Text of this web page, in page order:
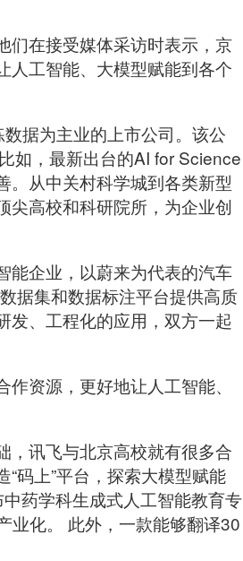
们在接受媒体采访时表示，京
人工智能、大模型赋能到各个
据为主业的上市公司。该公
如，最新出台的AI for Science
。从中关村科学城到各类新型
尖高校和科研院所，为企业创
能企业，以蔚来为代表的汽车
据集和数据标注平台提供高质
发、工程化的应用，双方一起
资源，更好地让人工智能、
，讯飞与北京高校就有很多合
码上”平台，探索大模型赋能
药学科生成式人工智能教育专
业化。 此外，一款能够翻译30